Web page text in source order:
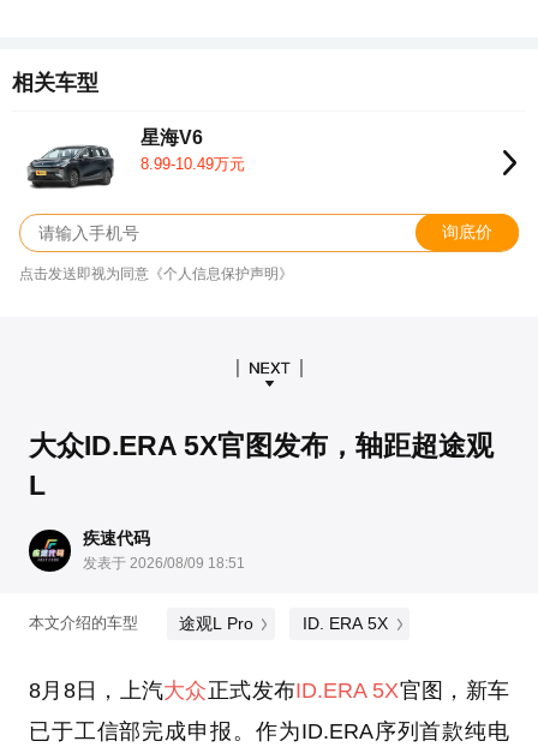
相关车型
星海V6
8.99-10.49万元
询底价
点击发送即视为同意《个人信息保护声明》
大众ID.ERA 5X官图发布，轴距超途观
L
疾速代码
发表于 2026/08/09 18:51
本文介绍的车型 途观L Pro ID. ERA 5X
8月8日，上汽大众正式发布ID.ERA 5X官图，新车
已于工信部完成申报。作为ID.ERA序列首款纯电